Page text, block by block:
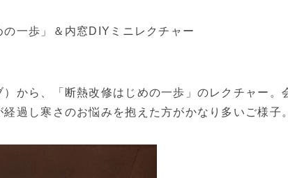
一歩」＆内窓DIYミニレクチャー
から、「断熱改修はじめの一歩」のレクチャー。
過し寒さのお悩みを抱えた方がかなり多いご様子